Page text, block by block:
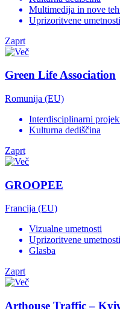
Multimedija in nove
Uprizoritvene umetnosti
Zaprt
Green Life Association
Romunija (EU)
Interdisciplinarni
Kulturna dediščina
Zaprt
GROOPEE
Francija (EU)
Vizualne umetnosti
Uprizoritvene umetnosti
Glasba
Zaprt
Arthouse Traffic –